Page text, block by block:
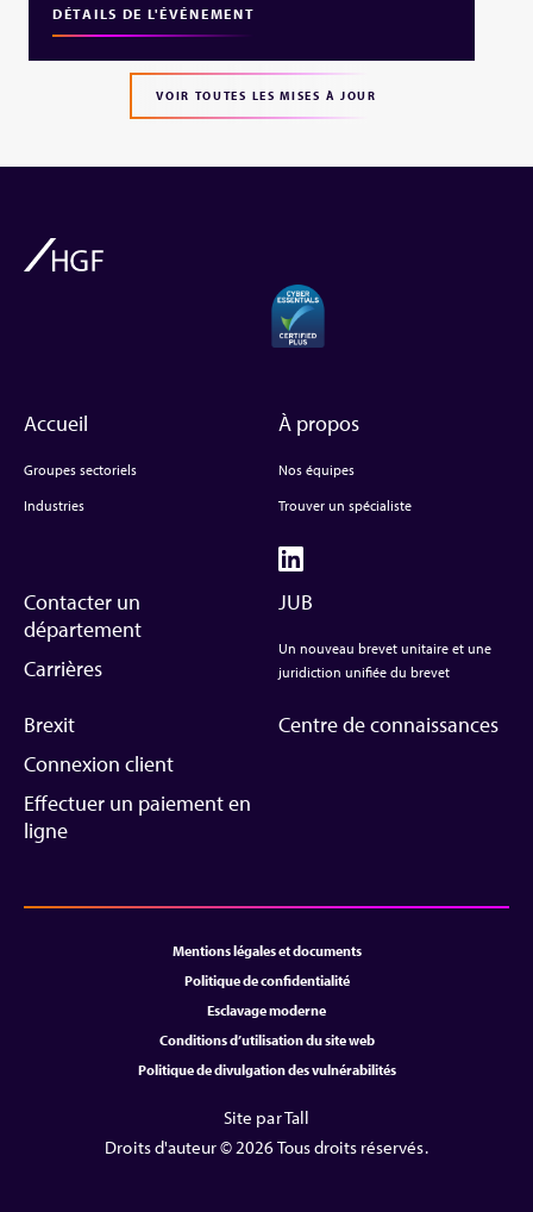
DÉTAILS DE L'ÉVÉNEMENT
VOIR TOUTES LES MISES À JOUR
Accueil
Groupes sectoriels
Industries
À propos
Nos équipes
Trouver un spécialiste
Contacter un
département
Carrières
JUB
Un nouveau brevet unitaire et une
juridiction unifiée du brevet
Brexit
Connexion client
Effectuer un paiement en
ligne
Centre de connaissances
Mentions légales et documents
Politique de confidentialité
Esclavage moderne
Conditions d’utilisation du site web
Politique de divulgation des vulnérabilités
Site par Tall
Droits d'auteur © 2026 Tous droits réservés.